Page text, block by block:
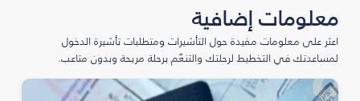
معلومات إضافية
اعثر على معلومات مفيدة حول التأشيرات ومتطلبات تأشيرة الدخول
لمساعدتك في التخطيط لرحلتك والتنعّم برحلة مريحة وبدون متاعب.